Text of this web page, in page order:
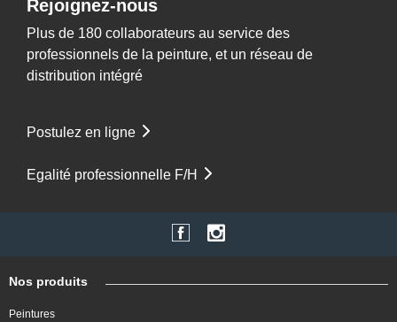
Rejoignez-nous
Plus de 180 collaborateurs au service des
professionnels de la peinture, et un réseau de
distribution intégré
Postulez en ligne
Egalité professionnelle F/H
Nos produits
Peintures